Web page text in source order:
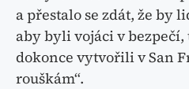
a přestalo se zdát, že by
aby byli vojáci v
dokonce vytvořili v San
rouškám“.